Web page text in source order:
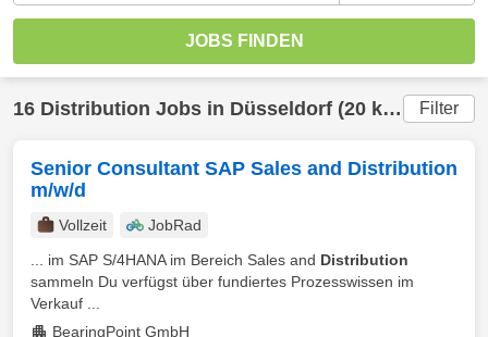
16 Distribution Jobs in Düsseldorf (20 km) gefunden Filter
Senior Consultant SAP Sales and Distribution
m/w/d
Vollzeit
JobRad
... im SAP S/4HANA im Bereich Sales and Distribution
sammeln Du verfügst über fundiertes Prozesswissen im
Verkauf ...
BearingPoint GmbH